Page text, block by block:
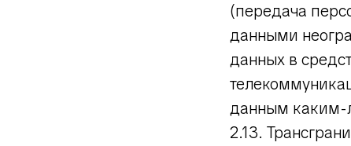
(передача
данными
данных в
данным каким-
2.13.